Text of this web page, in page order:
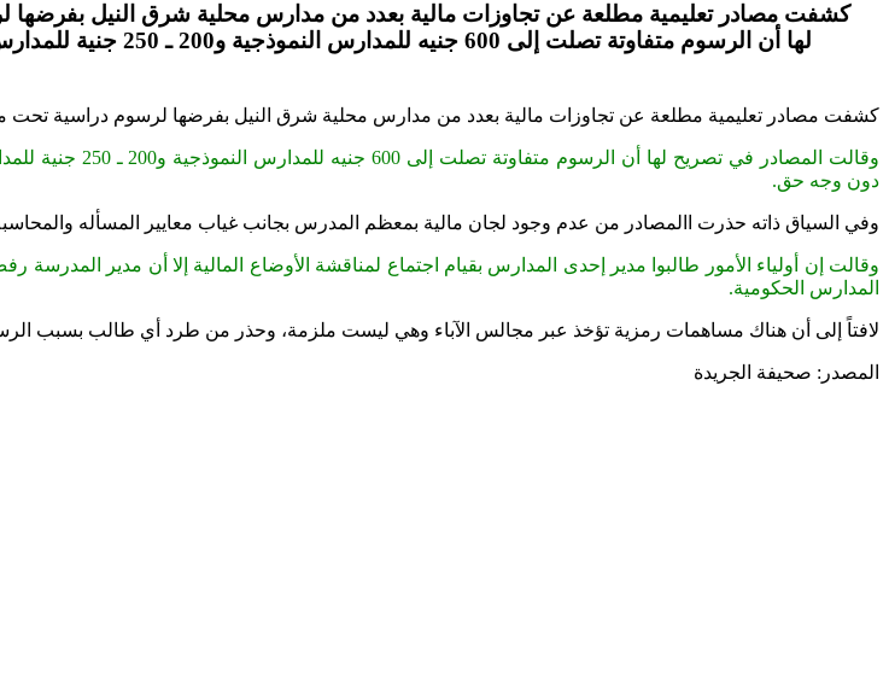
كشفت مصادر تعليمية مطلعة عن تجاوزات مالية بعدد من مدارس محلية شرق النيل
لها أن الرسوم
كشفت مصادر تعليمية مطلعة عن تجاوزات مالية بعدد من مدارس محلية شرق النيل بفرضها لرسوم دراسية
وقالت المصادر
دون وجه حق.
وفي السياق ذاته حذرت االمصادر من عدم وجود لجان مالية بمعظم المدرس بجانب غياب معايير المسأله
وقالت إن أولياء الأمور طالبوا مدير إحدى المدارس بقيام اجتماع لمناقشة الأوضاع المالية إلا أن مدير
المدارس الحكومية.
لافتاً إلى أن هناك مساهمات رمزية تؤخذ عبر مجالس الآباء وهي ليست ملزمة، وحذر من طرد أي طالب بسبب
المصدر: صحيفة الجريدة